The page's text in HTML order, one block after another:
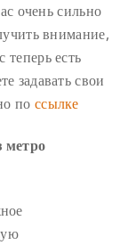
очень сильно
внимание,
теперь есть
задавать свои
по ссылке